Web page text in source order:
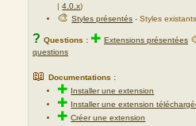
|4.0.x)
🎨Styles présentés - Styles
? Questions : ✚ Extensions présentées
questions
📖 Documentations :
✚ Installer une extension
✚ Installer une extension
✚Créer une extension